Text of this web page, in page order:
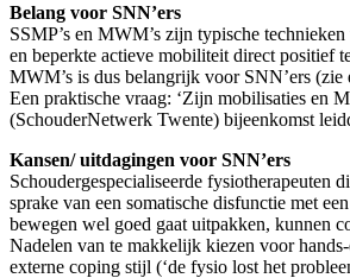
Belang voor SNN’ers
SSMP’s en MWM’s zijn typische
en beperkte actieve mobiliteit direct positief
MWM’s is dus belangrijk voor SNN’ers (zie
Een praktische vraag: ‘Zijn mobilisaties en
(SchouderNetwerk Twente) bijeenkomst
Kansen/ uitdagingen voor SNN’ers
Schoudergespecialiseerde fysiotherapeuten
sprake van een somatische disfunctie met
bewegen wel goed gaat uitpakken, kunnen
Nadelen van te makkelijk kiezen voor hands-
externe coping stijl (‘de fysio lost het